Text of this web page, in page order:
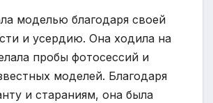
моделью благодаря своей
и усердию. Она ходила на
пробы фотосессий и
моделей. Благодаря
и стараниям, она была